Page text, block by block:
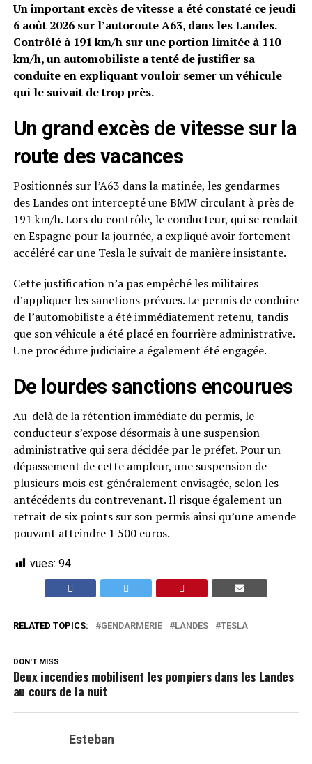
Un important excès de vitesse a été constaté ce jeudi
6 août 2026 sur l’autoroute A63, dans les Landes.
Contrôlé à 191 km/h sur une portion limitée à 110
km/h, un automobiliste a tenté de justifier sa
conduite en expliquant vouloir semer un véhicule
qui le suivait de trop près.
Un grand excès de vitesse sur la
route des vacances
Positionnés sur l’A63 dans la matinée, les gendarmes
des Landes ont intercepté une BMW circulant à près de
191 km/h. Lors du contrôle, le conducteur, qui se rendait
en Espagne pour la journée, a expliqué avoir fortement
accéléré car une Tesla le suivait de manière insistante.
Cette justification n’a pas empêché les militaires
d’appliquer les sanctions prévues. Le permis de conduire
de l’automobiliste a été immédiatement retenu, tandis
que son véhicule a été placé en fourrière administrative.
Une procédure judiciaire a également été engagée.
De lourdes sanctions encourues
Au-delà de la rétention immédiate du permis, le
conducteur s’expose désormais à une suspension
administrative qui sera décidée par le préfet. Pour un
dépassement de cette ampleur, une suspension de
plusieurs mois est généralement envisagée, selon les
antécédents du contrevenant. Il risque également un
retrait de six points sur son permis ainsi qu’une amende
pouvant atteindre 1 500 euros.
vues: 94
RELATED TOPICS: GENDARMERIE LANDES TESLA
DON'T MISS
Deux incendies mobilisent les pompiers dans les Landes
au cours de la nuit
Esteban